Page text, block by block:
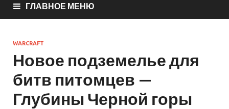
ГЛАВНОЕ МЕНЮ
WARCRAFT
Новое подземелье для
битв питомцев —
Глубины Черной горы